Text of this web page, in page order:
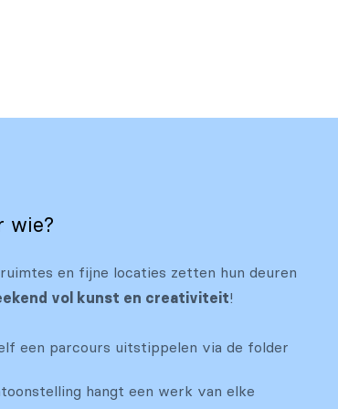
wie?
en fijne locaties zetten hun deuren
vol kunst en creativiteit!
een parcours uitstippelen via de folder
hangt een werk van elke